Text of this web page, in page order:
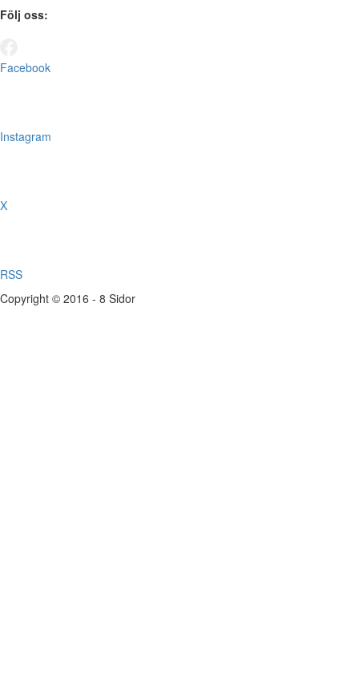
Följ oss:
Facebook
Instagram
X
RSS
Copyright © 2016 - 8 Sidor